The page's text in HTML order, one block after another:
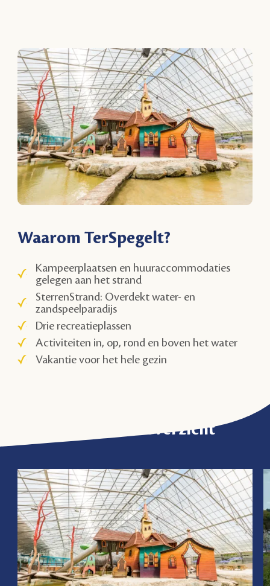
Waarom TerSpegelt?
Kampeerplaatsen en huuraccommodaties
gelegen aan het strand
SterrenStrand: Overdekt water- en
zandspeelparadijs
Drie recreatieplassen
Activiteiten in, op, rond en boven het water
Vakantie voor het hele gezin
Activiteitenoverzicht